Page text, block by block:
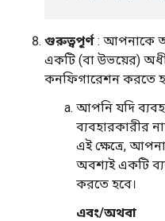
গুরুত্বপূর্ণ : আপনাকে
একটি (বা উভয়ের)
কনফিগারেশন করতে
আপনি যদি
ব্যবহারকারীর
এই ক্ষেত্রে,
অবশ্যই একটি
করতে হবে।
এবং/অথবা